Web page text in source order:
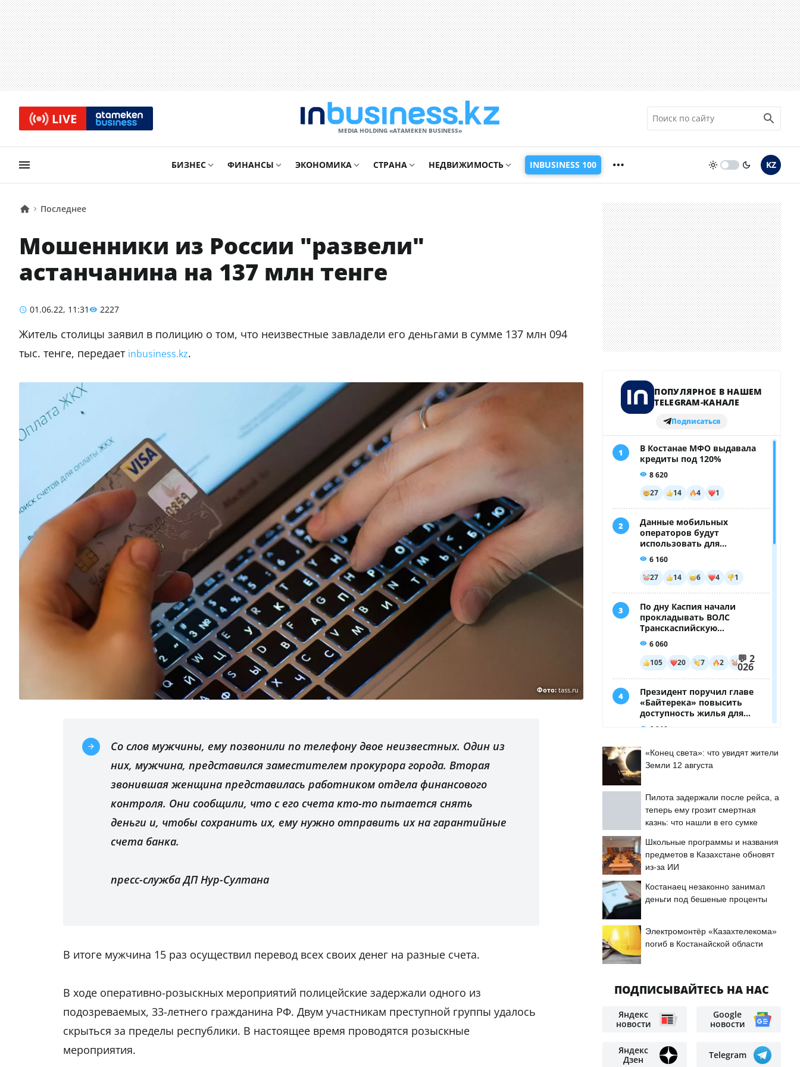
LIVE
MEDIA HOLDING «ATAMEKЕN BUSINESS»
БИЗНЕС ФИНАНСЫ ЭКОНОМИКА СТРАНА НЕДВИЖИМОСТЬ INBUSINESS 100 KZ
Последнее
Мошенники из России "развели"
астанчанина на 137 млн тенге
01.06.22, 11:31 2227
Житель столицы заявил в полицию о том, что неизвестные завладели его деньгами в сумме 137 млн 094
тыс. тенге, передает inbusiness.kz.
Фото:tass.ru
Со слов мужчины, ему позвонили по телефону двое неизвестных. Один из
них, мужчина, представился заместителем прокурора города. Вторая
звонившая женщина представилась работником отдела финансового
контроля. Они сообщили, что с его счета кто-то пытается снять
деньги и, чтобы сохранить их, ему нужно отправить их на гарантийные
счета банка.
пресс-служба ДП Нур-Султана
В итоге мужчина 15 раз осуществил перевод всех своих денег на разные счета.
В ходе оперативно-розыскных мероприятий полицейские задержали одного из
подозреваемых, 33-летнего гражданина РФ. Двум участникам преступной группы удалось
скрыться за пределы республики. В настоящее время проводятся розыскные
мероприятия.
«Конец света»: что увидят жители
Земли 12 августа
Пилота задержали после рейса, а
теперь ему грозит смертная
казнь: что нашли в его сумке
Школьные программы и названия
предметов в Казахстане обновят
из-за ИИ
Костанаец незаконно занимал
деньги под бешеные проценты
Электромонтёр «Казахтелекома»
погиб в Костанайской области
ПОДПИСЫВАЙТЕСЬ НА НАС
Яндекс
новости
Google
новости
Яндекс
Дзен
Telegram